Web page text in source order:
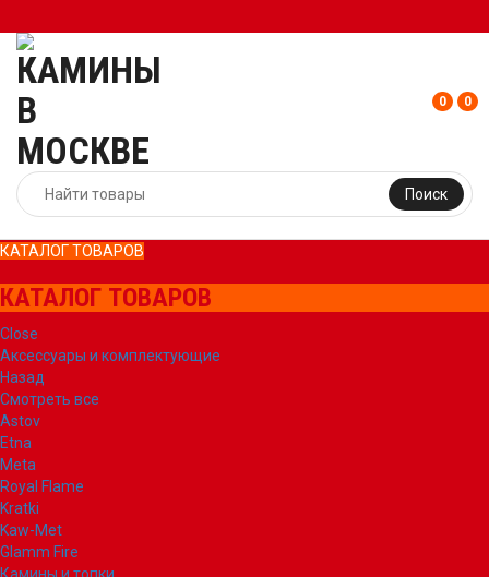
Поиск
0 0
КАТАЛОГ ТОВАРОВ
КАТАЛОГ ТОВАРОВ
Close
Аксессуары и комплектующие
Назад
Смотреть все
Astov
Etna
Meta
Royal Flame
Kratki
Kaw-Met
Glamm Fire